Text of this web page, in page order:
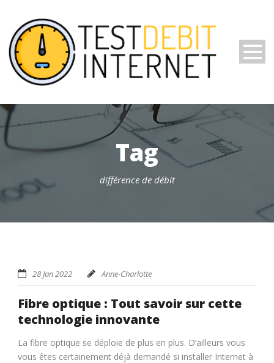
Tag
différence de débit
28 Jan 2022 Anne-Charlotte
Fibre optique : Tout savoir sur cette
technologie innovante
La fibre optique se déploie de plus en plus. D’ailleurs vous
vous êtes certainement déjà demandé si installer Internet à